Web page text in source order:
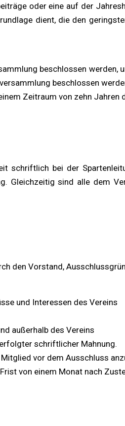
oder eine auf der
dient, die den
beschlossen
beschlossen
Zeitraum von zehn
schriftlich bei der
Gleichzeitig sind alle dem
den Vorstand,
und Interessen des Vereins
außerhalb des Vereins
schriftlicher Mahnung.
vor dem Ausschluss
von einem Monat nach